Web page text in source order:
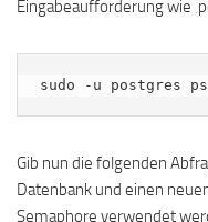
Eingabeaufforderung wie
sudo -u postgres
Gib nun die folgenden
Datenbank und einen
Semaphore verwendet